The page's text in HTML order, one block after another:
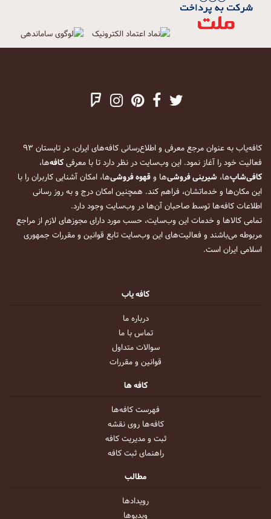
کافه‌یاب به عنوان مرجع معرفی و اطلاع‌رسانی کافه‌های ایران، در تابستان ۹۳
فعالیت خود را آغاز نمود. این وب‌سایت در نظر دارد تا با معرفیکافه‌ها،
کافی‌شاپ‌ها، شیرینی فروشی‌ها وقهوه فروشی‌ها، امکان آشنایی کاربران را با
این مکان‌ها و خدماتشان، فراهم کند. همچنین امکان درج و به روز رسانی
اطلاعات کافه‌ها توسط صاحبان آن‌ها در وب‌سایت وجود دارد.
تمامی کالاها و خدمات این وب‌سایت، حسب مورد دارای مجوزهای لازم از مراجع
مربوطه می‌باشند و فعالیت‌های این وب‌سایت تابع قوانین و مقررات جمهوری
اسلامی ایران است.
کافه یاب
درباره ما
تماس با ما
سوالات متداول
قوانین و مقررات
کافه ها
فهرست کافه‌ها
کافه‌ها روی نقشه
ثبت و مدیریت کافه
راهنمای ثبت کافه
مطالب
رویداد‌ها
ویدیو‌ها